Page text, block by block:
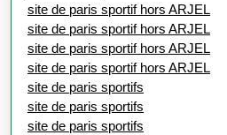
site de paris sportif hors ARJEL
site de paris sportif hors ARJEL
site de paris sportif hors ARJEL
site de paris sportif hors ARJEL
site de paris sportifs
site de paris sportifs
site de paris sportifs